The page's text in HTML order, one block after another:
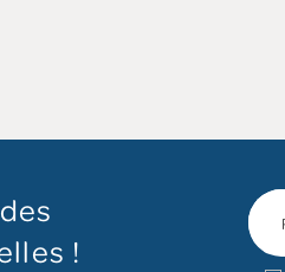
!